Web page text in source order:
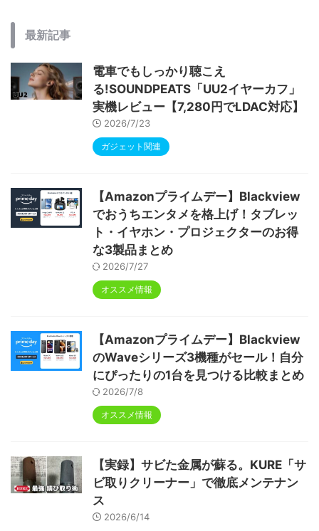
最新記事
電車でもしっかり聴こえ
る!SOUNDPEATS「UU2イヤーカフ」
実機レビュー【7,280円でLDAC対応】
2026/7/23
ガジェット関連
【Amazonプライムデー】Blackview
でおうちエンタメを格上げ！タブレッ
ト・イヤホン・プロジェクターのお得
な3製品まとめ
2026/7/27
オススメ情報
【Amazonプライムデー】Blackview
のWaveシリーズ3機種がセール！自分
にぴったりの1台を見つける比較まとめ
2026/7/8
オススメ情報
【実録】サビた金属が蘇る。KURE「サ
ビ取りクリーナー」で徹底メンテナン
ス
2026/6/14